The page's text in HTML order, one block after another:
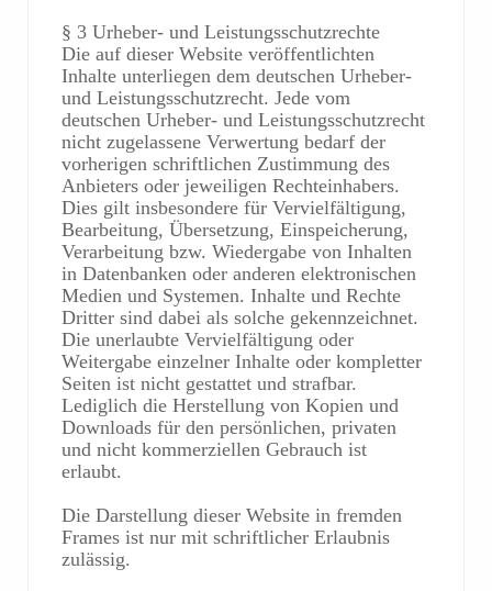
§ 3 Urheber- und Leistungsschutzrechte
Die auf dieser Website veröffentlichten
Inhalte unterliegen dem deutschen Urheber-
und Leistungsschutzrecht. Jede vom
deutschen Urheber- und Leistungsschutzrecht
nicht zugelassene Verwertung bedarf der
vorherigen schriftlichen Zustimmung des
Anbieters oder jeweiligen Rechteinhabers.
Dies gilt insbesondere für Vervielfältigung,
Bearbeitung, Übersetzung, Einspeicherung,
Verarbeitung bzw. Wiedergabe von Inhalten
in Datenbanken oder anderen elektronischen
Medien und Systemen. Inhalte und Rechte
Dritter sind dabei als solche gekennzeichnet.
Die unerlaubte Vervielfältigung oder
Weitergabe einzelner Inhalte oder kompletter
Seiten ist nicht gestattet und strafbar.
Lediglich die Herstellung von Kopien und
Downloads für den persönlichen, privaten
und nicht kommerziellen Gebrauch ist
erlaubt.
Die Darstellung dieser Website in fremden
Frames ist nur mit schriftlicher Erlaubnis
zulässig.